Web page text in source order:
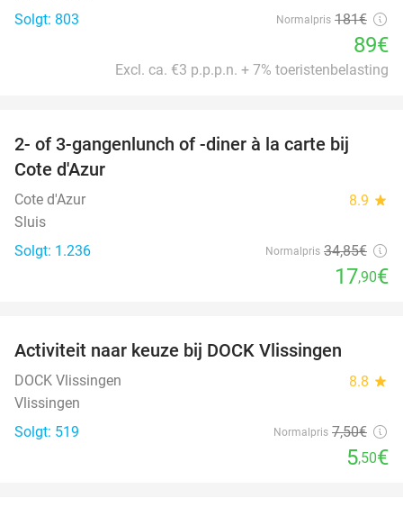
Solgt: 803
Normalpris 181€
89€
Excl. ca. €3 p.p.p.n. + 7% toeristenbelasting
49%
2- of 3-gangenlunch of -diner à la carte bij
Cote d'Azur
Cote d'Azur 8.9 star
Sluis
Solgt: 1.236
Normalpris 34,85€
17,90€
Activiteit naar keuze bij DOCK Vlissingen
DOCK Vlissingen 8.8 star
Vlissingen
Solgt: 519
Normalpris 7,50€
5,50€